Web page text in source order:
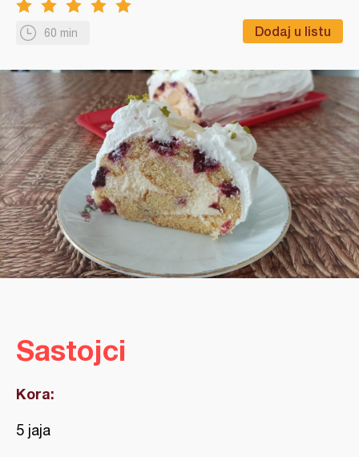
60 min Dodaj u listu
Sastojci
Kora:
5 jaja